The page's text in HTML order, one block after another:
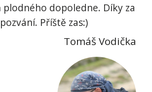
plodného dopoledne. Díky za
Příště zas:)
Tomáš Vodička